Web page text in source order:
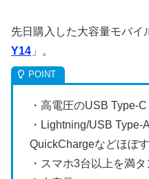
先日購入した大容量モバイ
Y14 」。
・高電圧のUSB Type-
・Lightning/USB Type-
QuickChargeなどほぼ
・スマホ3台以上を満